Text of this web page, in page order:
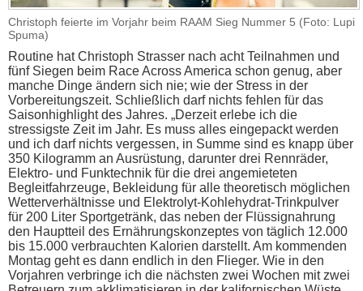
Christoph feierte im Vorjahr beim RAAM Sieg Nummer 5 (Foto: Lupi
Spuma)
Routine hat Christoph Strasser nach acht Teilnahmen und
fünf Siegen beim Race Across America schon genug, aber
manche Dinge ändern sich nie; wie der Stress in der
Vorbereitungszeit. Schließlich darf nichts fehlen für das
Saisonhighlight des Jahres. „Derzeit erlebe ich die
stressigste Zeit im Jahr. Es muss alles eingepackt werden
und ich darf nichts vergessen, in Summe sind es knapp über
350 Kilogramm an Ausrüstung, darunter drei Rennräder,
Elektro- und Funktechnik für die drei angemieteten
Begleitfahrzeuge, Bekleidung für alle theoretisch möglichen
Wetterverhältnisse und Elektrolyt-Kohlehydrat-Trinkpulver
für 200 Liter Sportgetränk, das neben der Flüssignahrung
den Hauptteil des Ernährungskonzeptes von täglich 12.000
bis 15.000 verbrauchten Kalorien darstellt. Am kommenden
Montag geht es dann endlich in den Flieger. Wie in den
Vorjahren verbringe ich die nächsten zwei Wochen mit zwei